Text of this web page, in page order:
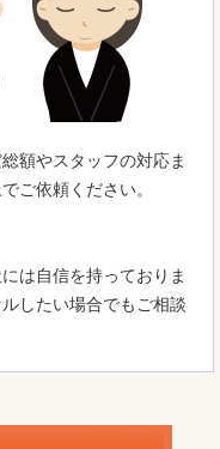
額やスタッフの対応ま
ご依頼ください。
は自信を持っておりま
したい場合でもご相談